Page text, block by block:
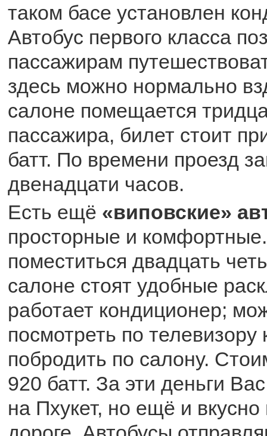
таком басе установлен
Автобус первого класса
пассажирам
здесь можно нормально
салоне помещается
пассажира, билет стоит
батт. По времени проезд
двенадцати часов.
Есть ещё «виповские»
просторные и
поместиться двадцать
салоне стоят удобные
работает кондиционер;
посмотреть по телевизору
побродить по салону.
920 батт. За эти деньги
на Пхукет, но ещё и вкусно